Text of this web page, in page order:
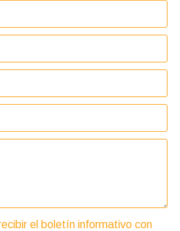
el boletín informativo con